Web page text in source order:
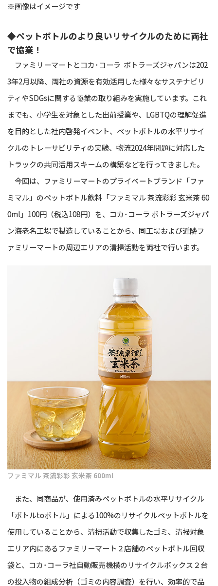
※画像はイメージです
◆ペットボトルのより良いリサイクルのために両社
で協業！
ファミリーマートとコカ･コーラ ボトラーズジャパンは202
3年2月以降、両社の資源を有効活用した様々なサステナビリ
ティやSDGsに関する協業の取り組みを実施しています。これ
までも、小学生を対象とした出前授業や、LGBTQの理解促進
を目的とした社内啓発イベント、ペットボトルの水平リサイ
クルのトレーサビリティの実験、物流2024年問題に対応した
トラックの共同活用スキームの構築などを行ってきました。
今回は、ファミリーマートのプライベートブランド「ファ
ミマル」のペットボトル飲料「ファミマル 茶流彩彩 玄米茶 60
0ml」100円（税込108円）を、コカ･コーラ ボトラーズジャパ
ン海老名工場で製造していることから、同工場および近隣フ
ァミリーマートの周辺エリアの清掃活動を両社で行います。
ファミマル 茶流彩彩 玄米茶 600ml
また、同商品が、使用済みペットボトルの水平リサイクル
「ボトルtoボトル」による100%のリサイクルペットボトルを
使用していることから、清掃活動で収集したゴミ、清掃対象
エリア内にあるファミリーマート２店舗のペットボトル回収
袋と、コカ･コーラ社自動販売機横のリサイクルボックス２台
の投入物の組成分析（ゴミの内容調査）を行い、効率的で品